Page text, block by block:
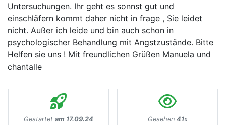
Untersuchungen. Ihr geht es sonnst gut und
einschläfern kommt daher nicht in frage , Sie leidet
nicht. Außer ich leide und bin auch schon in
psychologischer Behandlung mit Angstzustände. Bitte
Helfen sie uns ! Mit freundlichen Grüßen Manuela und
chantalle
Gestartet am 17.09.24 Gesehen 41x